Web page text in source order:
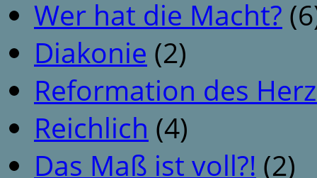
Wer hat die Macht?
Diakonie (2)
Reformation des
Reichlich (4)
Das Maß ist voll?! (2)